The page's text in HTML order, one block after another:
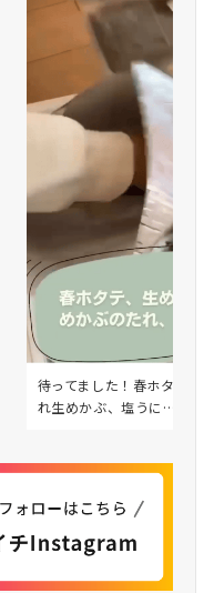
待ってました！春ホタテ、
れ生めかぶ、塩うに…